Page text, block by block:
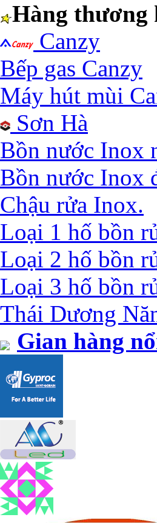
Hàng thương
Canzy
Bếp gas Canzy
Máy hút mùi
Sơn Hà
Bồn nước Inox
Bồn nước Inox
Chậu rửa Inox.
Loại 1 hố bồn
Loại 2 hố bồn
Loại 3 hố bồn
Thái Dương
Gian hàng